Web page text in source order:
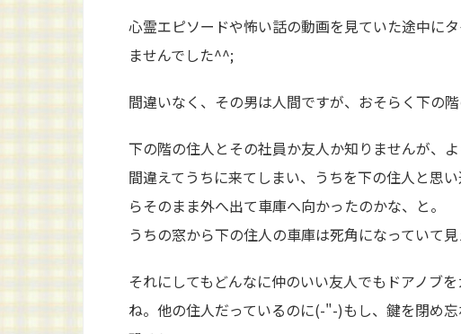
心霊エピソードや怖い話の動画を見ていた途中に
ませんでした^^;
間違いなく、その男は人間ですが、おそらく下の
下の階の住人とその社員か友人か知りませんが、
間違えてうちに来てしまい、うちを下の住人と思
らそのまま外へ出て車庫へ向かったのかな、と。
うちの窓から下の住人の車庫は死角になっていて
それにしてもどんなに仲のいい友人でもドアノブ
ね。他の住人だっているのに(-"-)もし、鍵を閉め